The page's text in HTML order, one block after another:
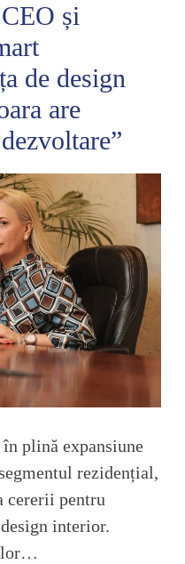
și
de design
are
plină expansiune
rezidențial,
cererii pentru
interior.